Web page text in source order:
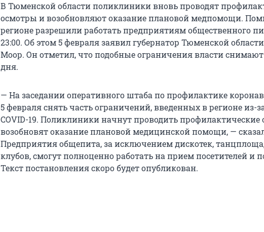
В Тюменской области поликлиники вновь проводят
осмотры и возобновляют оказание плановой медпомощи.
регионе разрешили работать предприятиям общественного
23:00. Об этом 5 февраля заявил губернатор Тюменской
Моор. Он отметил, что подобные ограничения власти снимают
дня.
— На заседании оперативного штаба по профилактике
5 февраля снять часть ограничений, введенных в регионе из-
COVID-19. Поликлиники начнут проводить
возобновят оказание плановой медицинской помощи, —
Предприятия общепита, за исключением дискотек,
клубов, смогут полноценно работать на прием посетителей и
Текст постановления скоро будет опубликован.